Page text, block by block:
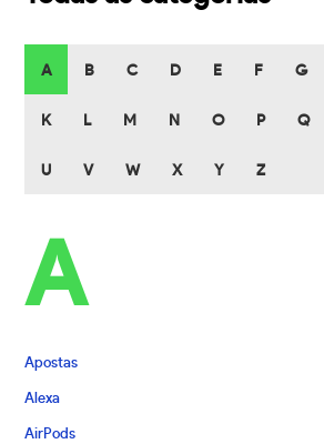
A B C D E F G
K L M N O P Q
U V W X Y Z
A
Apostas
Alexa
AirPods